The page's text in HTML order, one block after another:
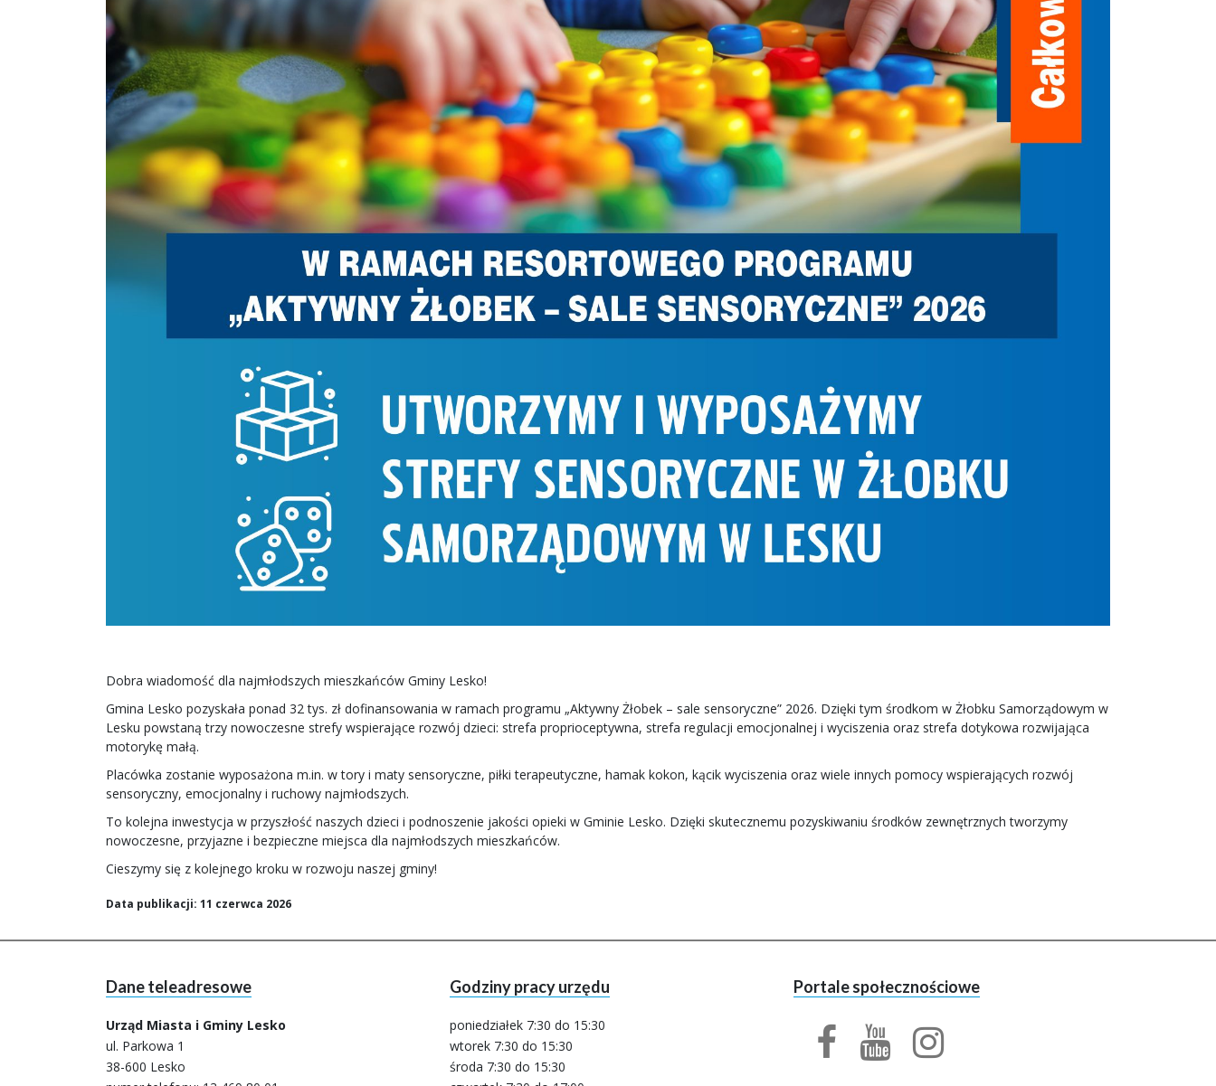
Dobra wiadomość dla najmłodszych mieszkańców Gminy Lesko!
Gmina Lesko pozyskała ponad 32 tys. zł dofinansowania w ramach programu „Aktywny Żłobek – sale sensoryczne” 2026. Dzięki tym środkom w Żłobku Samorządowym w
Lesku powstaną trzy nowoczesne strefy wspierające rozwój dzieci: strefa proprioceptywna, strefa regulacji emocjonalnej i wyciszenia oraz strefa dotykowa rozwijająca
motorykę małą.
Placówka zostanie wyposażona m.in. w tory i maty sensoryczne, piłki terapeutyczne, hamak kokon, kącik wyciszenia oraz wiele innych pomocy wspierających rozwój
sensoryczny, emocjonalny i ruchowy najmłodszych.
To kolejna inwestycja w przyszłość naszych dzieci i podnoszenie jakości opieki w Gminie Lesko. Dzięki skutecznemu pozyskiwaniu środków zewnętrznych tworzymy
nowoczesne, przyjazne i bezpieczne miejsca dla najmłodszych mieszkańców.
Cieszymy się z kolejnego kroku w rozwoju naszej gminy!
Data publikacji: 11 czerwca 2026
Dane teleadresowe
Urząd Miasta i Gminy Lesko
ul. Parkowa 1
38-600 Lesko
Godziny pracy urzędu
poniedziałek 7:30 do 15:30
wtorek 7:30 do 15:30
środa 7:30 do 15:30
Portale społecznościowe
facebook profil urzędu miasta
youtubekanał urzędu miasta
facebook